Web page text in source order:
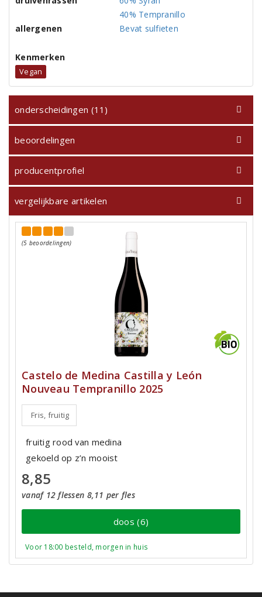
40% Tempranillo
allergenen
Bevat sulfieten
Kenmerken
Vegan
onderscheidingen (11)
beoordelingen
producentprofiel
vergelijkbare artikelen
(5 beoordelingen)
Castelo de Medina Castilla y León
Nouveau Tempranillo 2025
Fris, fruitig
fruitig rood van medina
gekoeld op z’n mooist
8,85
vanaf 12 flessen 8,11 per fles
doos (6)
Voor 18:00 besteld, morgen in huis